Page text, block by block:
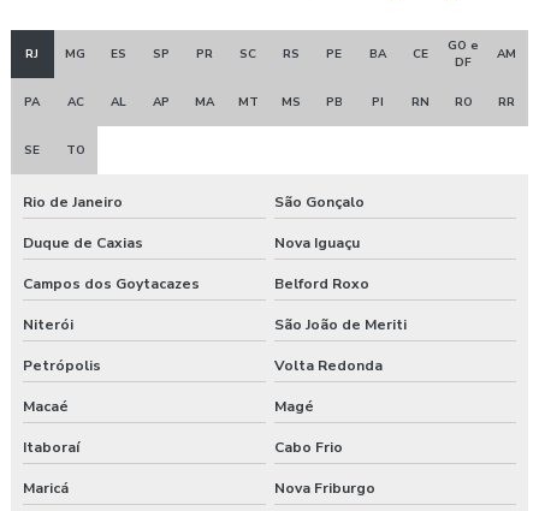
RJ MG ES SP PR SC RS PE BA CE
GO e
DF
AM
PA AC AL AP MA MT MS PB PI RN RO RR
SE TO
Rio de Janeiro São Gonçalo
Duque de Caxias Nova Iguaçu
Campos dos Goytacazes Belford Roxo
Niterói São João de Meriti
Petrópolis Volta Redonda
Macaé Magé
Itaboraí Cabo Frio
Maricá Nova Friburgo